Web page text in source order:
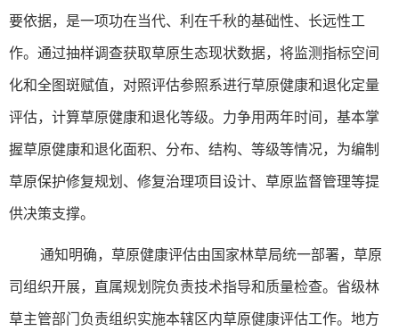
要依据，是一项功在当代、利在千秋的基础性、长远性工
作。通过抽样调查获取草原生态现状数据，将监测指标空间
化和全图斑赋值，对照评估参照系进行草原健康和退化定量
评估，计算草原健康和退化等级。力争用两年时间，基本掌
握草原健康和退化面积、分布、结构、等级等情况，为编制
草原保护修复规划、修复治理项目设计、草原监督管理等提
供决策支撑。
通知明确，草原健康评估由国家林草局统一部署，草原
司组织开展，直属规划院负责技术指导和质量检查。省级林
草主管部门负责组织实施本辖区内草原健康评估工作。地方